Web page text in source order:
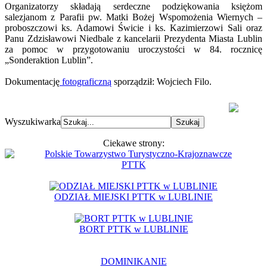
Organizatorzy składają serdeczne podziękowania księżom
salezjanom z Parafii pw. Matki Bożej Wspomożenia Wiernych –
proboszczowi ks. Adamowi Świcie i ks. Kazimierzowi Sali oraz
Panu Zdzisławowi Niedbale z kancelarii Prezydenta Miasta Lublin
za pomoc w przygotowaniu uroczystości w 84. rocznicę
„Sonderaktion Lublin”.
Dokumentację fotograficzną sporządził: Wojciech Filo.
Wyszukiwarka
Ciekawe strony:
PTTK
ODZIAŁ MIEJSKI PTTK w LUBLINIE
BORT PTTK w LUBLINIE
DOMINIKANIE